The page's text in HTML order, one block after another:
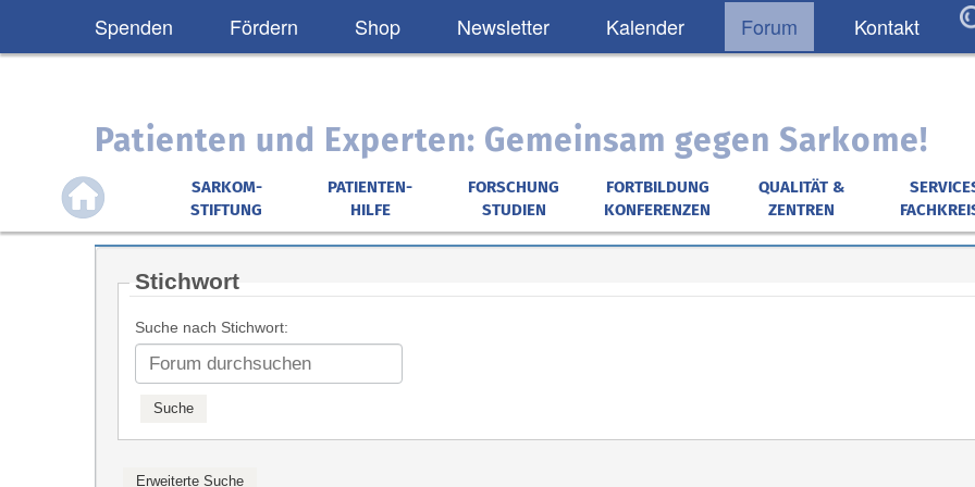
Spenden Fördern Shop Newsletter Kalender Forum Kontakt
Patienten und Experten: Gemeinsam gegen Sarkome!
SARKOM-
STIFTUNG
PATIENTEN-
HILFE
FORSCHUNG
STUDIEN
FORTBILDUNG
KONFERENZEN
QUALITÄT &
ZENTREN
Stichwort
Suche nach Stichwort: